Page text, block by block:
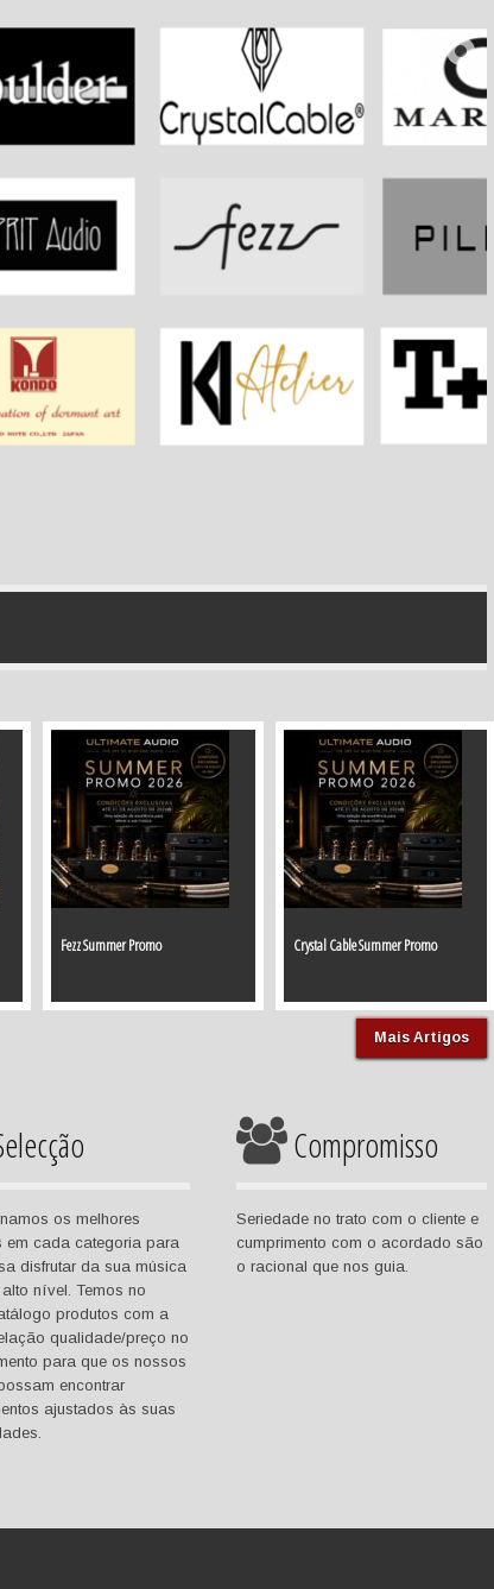
Fezz Summer Promo Crystal Cable Summer Promo
Mais Artigos
os melhores
em cada categoria para
disfrutar da sua música
nível. Temos no
produtos com a
qualidade/preço no
para que os nossos
encontrar
ajustados às suas
Compromisso
Seriedade no trato com o cliente e
cumprimento com o acordado são
o racional que nos guia.